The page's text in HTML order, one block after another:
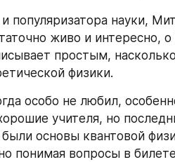
популяризатора науки,
живо и интересно,
простым,
физики.
особо не любил,
учителя, но
основы квантовой
понимая вопросы в